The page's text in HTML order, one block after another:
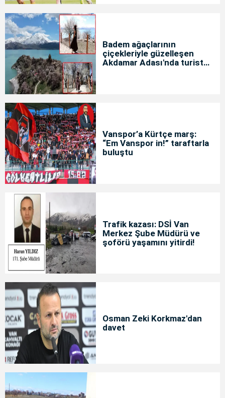
Badem ağaçlarının
çiçekleriyle güzelleşen
Akdamar Adası'nda turist
Vanspor’a Kürtçe marş:
“Em Vanspor in!” taraftarla
buluştu
Trafik kazası: DSİ Van
Merkez Şube Müdürü ve
şoförü yaşamını yitirdi!
Osman Zeki Korkmaz'dan
davet